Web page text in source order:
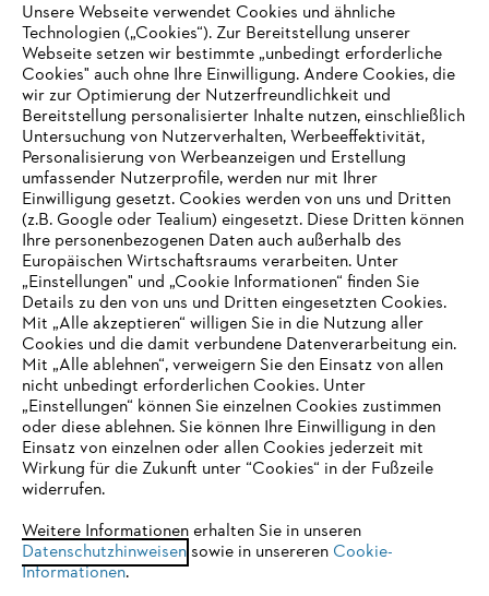
Zahlungsmöglichkeiten
Unternehmen
Online Shop
Service
Allgemeine Geschäftsbedingungen
IHR BROWSER WIRD NICHT
UNTERSTÜTZT
eine optimale Nutzung unserer Seite empfehlen wir Ihnen, zu
einem der folgenden Browser zu wechseln:
Unsere Webseite verwendet Cookies und ähnliche
Technologien („Cookies“). Zur Bereitstellung unserer
Webseite setzen wir bestimmte „unbedingt erforderliche
Cookies" auch ohne Ihre Einwilligung. Andere Cookies, die
wir zur Optimierung der Nutzerfreundlichkeit und
Bereitstellung personalisierter Inhalte nutzen, einschließlich
Untersuchung von Nutzerverhalten, Werbeeffektivität,
Personalisierung von Werbeanzeigen und Erstellung
umfassender Nutzerprofile, werden nur mit Ihrer
Einwilligung gesetzt. Cookies werden von uns und Dritten
(z.B. Google oder Tealium) eingesetzt. Diese Dritten können
Ihre personenbezogenen Daten auch außerhalb des
Europäischen Wirtschaftsraums verarbeiten. Unter
„Einstellungen" und „Cookie Informationen“ finden Sie
Details zu den von uns und Dritten eingesetzten Cookies.
Mit „Alle akzeptieren“ willigen Sie in die Nutzung aller
Cookies und die damit verbundene Datenverarbeitung ein.
Mit „Alle ablehnen“, verweigern Sie den Einsatz von allen
nicht unbedingt erforderlichen Cookies. Unter
„Einstellungen“ können Sie einzelnen Cookies zustimmen
oder diese ablehnen. Sie können Ihre Einwilligung in den
Einsatz von einzelnen oder allen Cookies jederzeit mit
Wirkung für die Zukunft unter “Cookies“ in der Fußzeile
widerrufen.
Weitere Informationen erhalten Sie in unseren
Datenschutzhinweisensowie in unsereren Cookie-
Informationen.